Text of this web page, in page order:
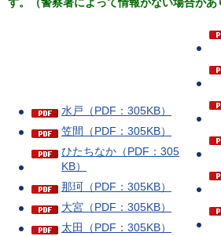
水戸（PDF：305KB）
笠間（PDF：305KB）
ひたちなか（PDF：305
KB）
那珂（PDF：305KB）
大宮（PDF：305KB）
太田（PDF：305KB）